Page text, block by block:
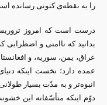
را به نقطه‌ی کنونی رسانده
درست است که امروز
بدانید که ناامنی و اضطرابی
عراق، یمن، سوریه، و
عمده دارد؛ نخست اینکه
انبوه‌تر و به مدّت بسیار
دوّم اینکه متأسّفانه این